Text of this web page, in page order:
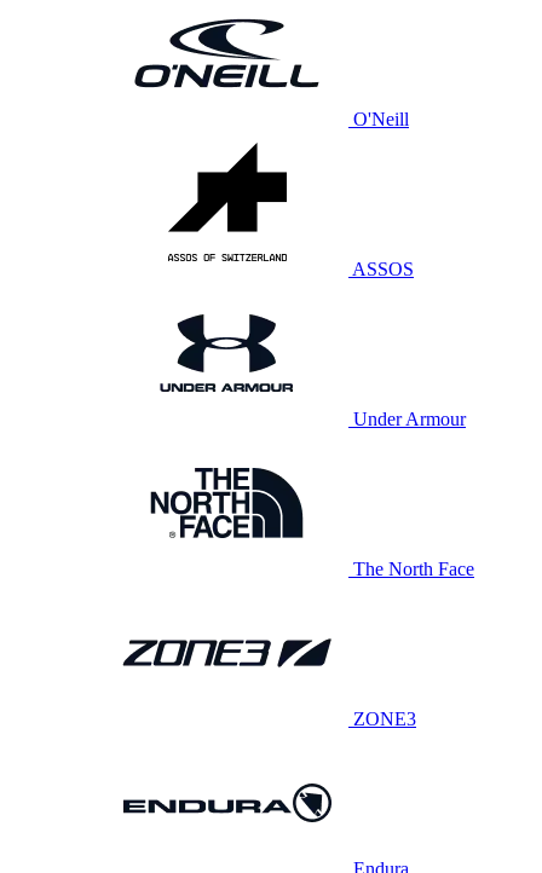
O'Neill
ASSOS
Under Armour
The North Face
ZONE3
Endura